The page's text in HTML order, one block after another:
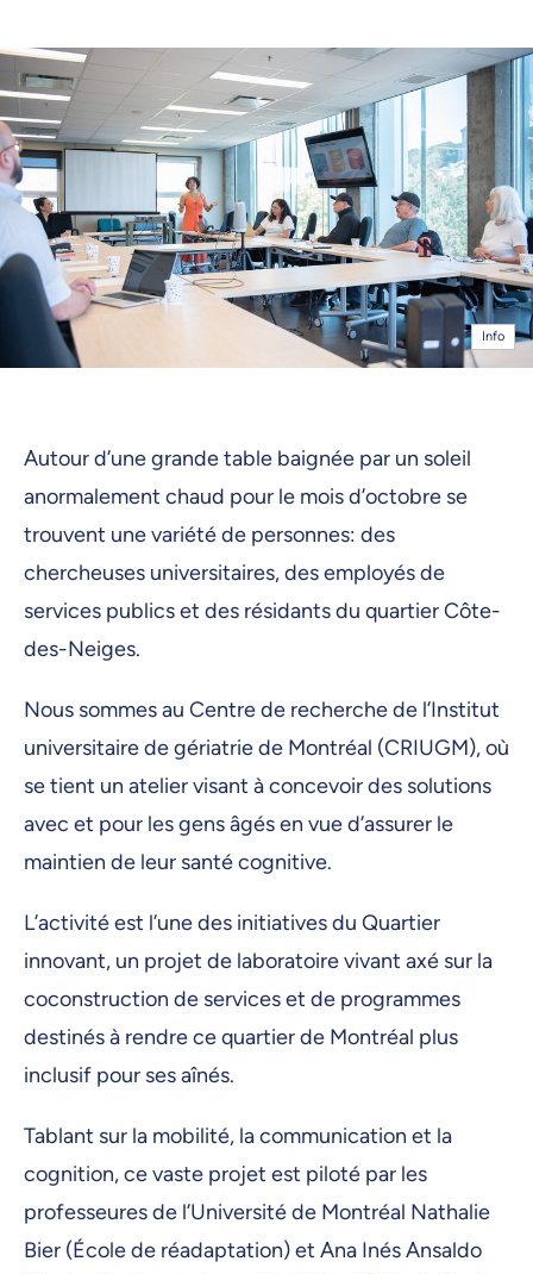
Info
Autour d’une grande table baignée par un soleil
anormalement chaud pour le mois d’octobre se
trouvent une variété de personnes: des
chercheuses universitaires, des employés de
services publics et des résidants du quartier Côte-
des-Neiges.
Nous sommes au Centre de recherche de l’Institut
universitaire de gériatrie de Montréal (CRIUGM), où
se tient un atelier visant à concevoir des solutions
avec et pour les gens âgés en vue d’assurer le
maintien de leur santé cognitive.
L’activité est l’une des initiatives du Quartier
innovant, un projet de laboratoire vivant axé sur la
coconstruction de services et de programmes
destinés à rendre ce quartier de Montréal plus
inclusif pour ses aînés.
Tablant sur la mobilité, la communication et la
cognition, ce vaste projet est piloté par les
professeures de l’Université de Montréal Nathalie
Bier (École de réadaptation) et Ana Inés Ansaldo